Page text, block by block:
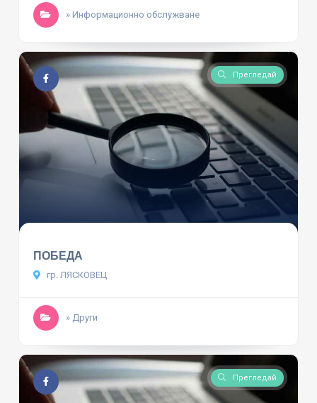
» Информационно обслужване
Прегледай
ПОБЕДА
гр. ЛЯСКОВЕЦ
» Други
Прегледай